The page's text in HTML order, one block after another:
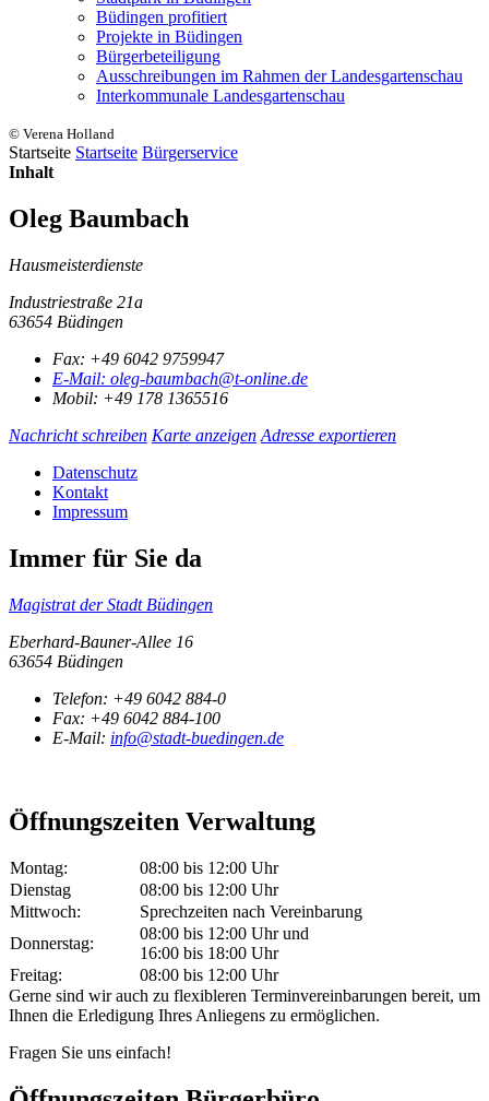
Büdingen profitiert
Projekte in Büdingen
Bürgerbeteiligung
Ausschreibungen im Rahmen der Landesgartenschau
Interkommunale Landesgartenschau
© Verena Holland
Startseite Startseite Bürgerservice
Inhalt
Oleg Baumbach
Hausmeisterdienste
Industriestraße 21a
63654 Büdingen
Fax: +49 6042 9759947
E-Mail: oleg-baumbach@t-online.de
Mobil: +49 178 1365516
Nachricht schreiben Karte anzeigen Adresse exportieren
Datenschutz
Kontakt
Impressum
Immer für Sie da
Magistrat der Stadt Büdingen
Eberhard-Bauner-Allee 16
63654 Büdingen
Telefon: +49 6042 884-0
Fax: +49 6042 884-100
E-Mail: info@stadt-buedingen.de
Öffnungszeiten Verwaltung
Montag:
08:00 bis 12:00 Uhr
Dienstag
08:00 bis 12:00 Uhr
Mittwoch:
Sprechzeiten nach Vereinbarung
Donnerstag:
08:00 bis 12:00 Uhr und
16:00 bis 18:00 Uhr
Freitag:
08:00 bis 12:00 Uhr
Gerne sind wir auch zu flexibleren Terminvereinbarungen bereit, um
Ihnen die Erledigung Ihres Anliegens zu ermöglichen.
Fragen Sie uns einfach!